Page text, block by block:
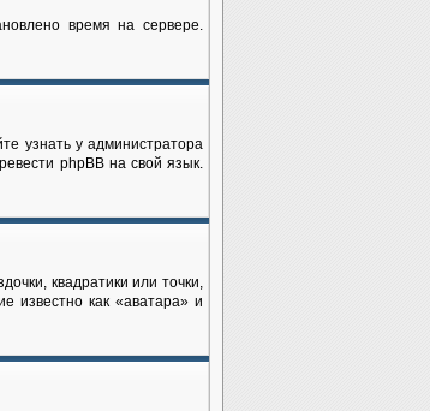
время на сервере.
узнать у администратора
phpBB на свой язык.
квадратики или точки,
известно как «аватара» и